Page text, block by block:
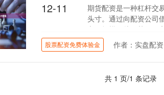
12-11
期货配资是一种杠杆交
头寸。通过向配资公司
交易规模，从而获得更
股票配资免费体验金 作者：实盘配资
共 1 页/1 条记录